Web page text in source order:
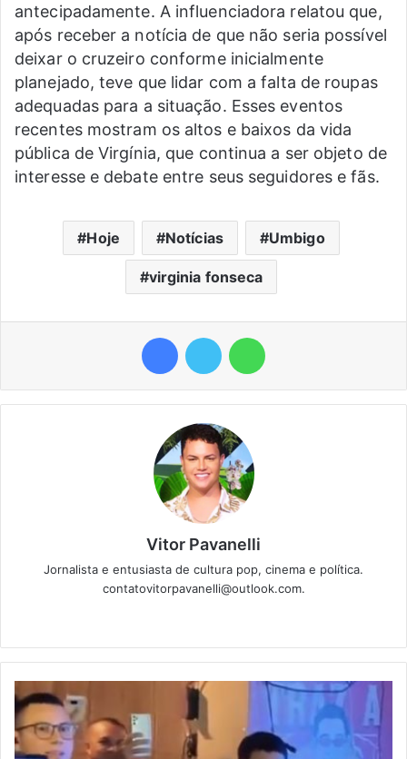
antecipadamente. A influenciadora relatou que,
após receber a notícia de que não seria possível
deixar o cruzeiro conforme inicialmente
planejado, teve que lidar com a falta de roupas
adequadas para a situação. Esses eventos
recentes mostram os altos e baixos da vida
pública de Virgínia, que continua a ser objeto de
interesse e debate entre seus seguidores e fãs.
Hoje Notícias Umbigo
virginia fonseca
FacebookTwitter
Vitor Pavanelli
Jornalista e entusiasta de cultura pop, cinema e política.
contatovitorpavanelli@outlook.com.